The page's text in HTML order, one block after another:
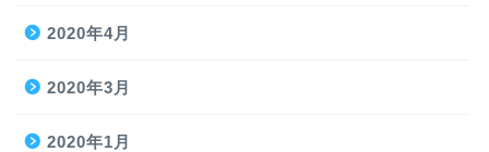
2020年4月
2020年3月
2020年1月